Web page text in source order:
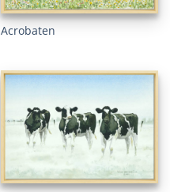
Acrobaten